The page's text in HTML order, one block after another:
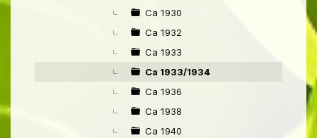
Ca 1930
Ca 1932
Ca 1933
Ca 1933/1934
Ca 1936
Ca 1938
Ca 1940